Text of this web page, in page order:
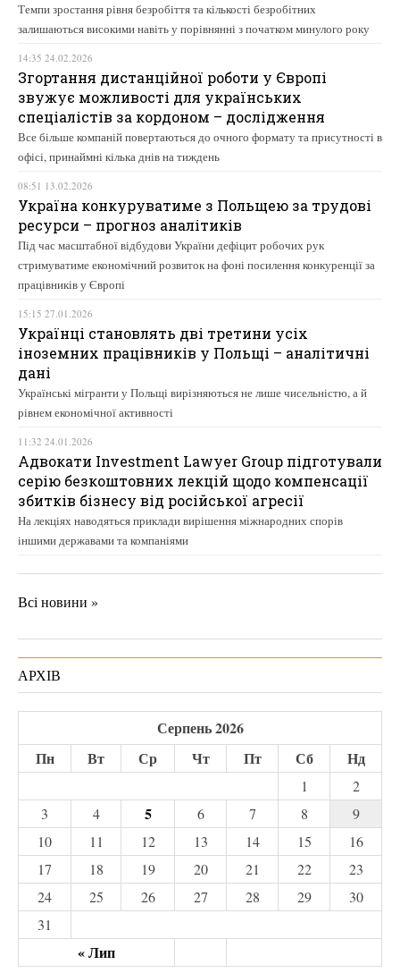
Темпи зростання рівня безробіття та кількості безробітних
залишаються високими навіть у порівнянні з початком минулого року
14:35 24.02.2026
Згортання дистанційної роботи у Європі
звужує можливості для українських
спеціалістів за кордоном – дослідження
Все більше компаній повертаються до очного формату та присутності в
офісі, принаймні кілька днів на тиждень
08:51 13.02.2026
Україна конкуруватиме з Польщею за трудові
ресурси – прогноз аналітиків
Під час масштабної відбудови України дефіцит робочих рук
стримуватиме економічний розвиток на фоні посилення конкуренції за
працівників у Європі
15:15 27.01.2026
Українці становлять дві третини усіх
іноземних працівників у Польщі – аналітичні
дані
Українські мігранти у Польщі вирізняються не лише чисельністю, а й
рівнем економічної активності
11:32 24.01.2026
Адвокати Investment Lawyer Group підготували
серію безкоштовних лекцій щодо компенсації
збитків бізнесу від російської агресії
На лекціях наводяться приклади вирішення міжнародних спорів
іншими державами та компаніями
Всі новини »
АРХІВ
Серпень 2026
Пн
Вт Ср Чт Пт Сб Нд
« Лип
1
2
3
4 5 6 7 8
9
10
11 12 13 14 15
16
17
18 19 20 21 22
23
24
25 26 27 28 29
30
31